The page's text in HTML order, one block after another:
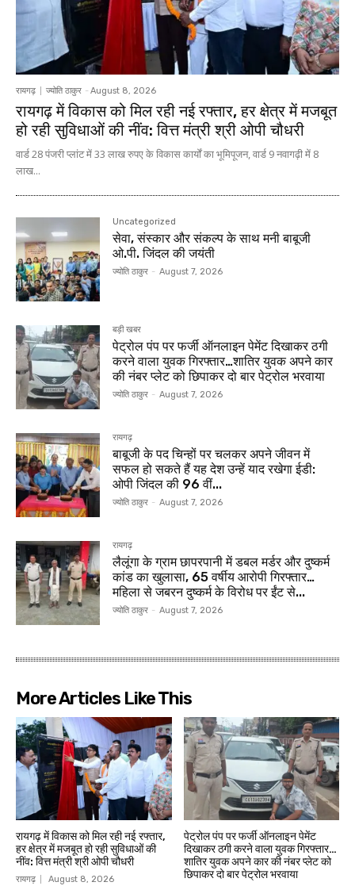
रायगढ़ ज्योति ठाकुर - August 8, 2026
रायगढ़ में विकास को मिल रही नई रफ्तार, हर क्षेत्र में मजबूत
हो रही सुविधाओं की नींव: वित्त मंत्री श्री ओपी चौधरी
वार्ड 28 पंजरी प्लांट में 33 लाख रुपए के विकास कार्यों का भूमिपूजन, वार्ड 9 नवागढ़ी में 8
लाख...
Uncategorized
सेवा, संस्कार और संकल्प के साथ मनी बाबूजी
ओ.पी. जिंदल की जयंती
ज्योति ठाकुर - August 7, 2026
बड़ी खबर
पेट्रोल पंप पर फर्जी ऑनलाइन पेमेंट दिखाकर ठगी
करने वाला युवक गिरफ्तार…शातिर युवक अपने कार
की नंबर प्लेट को छिपाकर दो बार पेट्रोल भरवाया
ज्योति ठाकुर - August 7, 2026
रायगढ़
बाबूजी के पद चिन्हों पर चलकर अपने जीवन में
सफल हो सकते हैं यह देश उन्हें याद रखेगा ईडी:
ओपी जिंदल की 96 वीं...
ज्योति ठाकुर - August 7, 2026
रायगढ़
लैलूंगा के ग्राम छापरपानी में डबल मर्डर और दुष्कर्म
कांड का खुलासा, 65 वर्षीय आरोपी गिरफ्तार…
महिला से जबरन दुष्कर्म के विरोध पर ईंट से...
ज्योति ठाकुर - August 7, 2026
More Articles Like This
रायगढ़ में विकास को मिल रही नई रफ्तार,
हर क्षेत्र में मजबूत हो रही सुविधाओं की
नींव: वित्त मंत्री श्री ओपी चौधरी
रायगढ़ August 8, 2026
पेट्रोल पंप पर फर्जी ऑनलाइन पेमेंट
दिखाकर ठगी करने वाला युवक गिरफ्तार…
शातिर युवक अपने कार की नंबर प्लेट को
छिपाकर दो बार पेट्रोल भरवाया